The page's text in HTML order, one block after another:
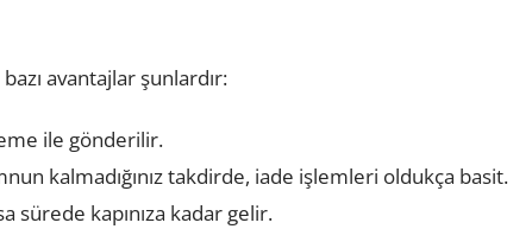
avantajlar şunlardır:
ile gönderilir.
kalmadığınız takdirde, iade işlemleri oldukça basit.
sürede kapınıza kadar gelir.